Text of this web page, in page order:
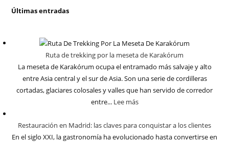
Últimas entradas
Ruta de trekking por la meseta de Karakórum
La meseta de Karakórum ocupa el entramado más salvaje y alto
entre Asia central y el sur de Asia. Son una serie de cordilleras
cortadas, glaciares colosales y valles que han servido de corredor
entre... Lee más
Restauración en Madrid: las claves para conquistar a los clientes
En el siglo XXI, la gastronomía ha evolucionado hasta convertirse en